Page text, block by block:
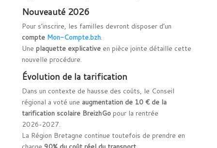
Nouveauté 2026
Pour s’inscrire, les familles devront disposer d’un
compte Mon-Compte.bzh.
Une plaquette explicativeen pièce jointe détaille cette
nouvelle procédure.
Évolution de la tarification
Dans un contexte de hausse des coûts, le Conseil
régional a voté une augmentation de 10 € de la
tarification scolaire BreizhGopour la rentrée
2026‑2027.
La Région Bretagne continue toutefois de prendre en